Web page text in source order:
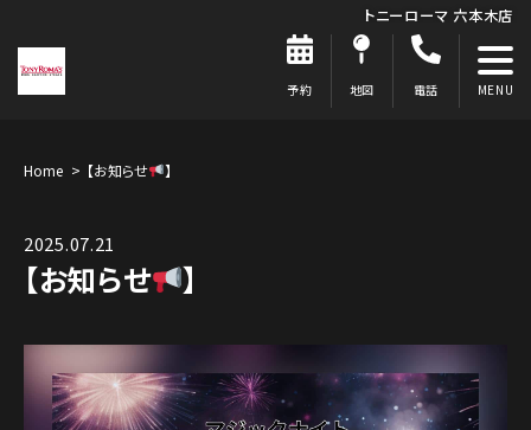
トニーローマ 六本木店
予約 地図 電話
Home 【お知らせ 】
2025.07.21
【お知らせ 】